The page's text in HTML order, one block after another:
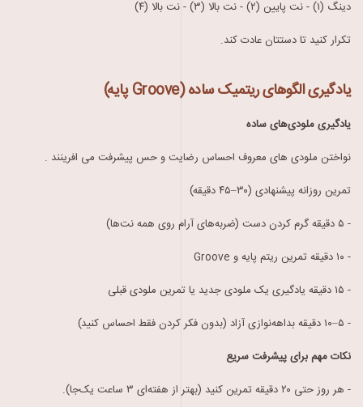
دینگ (۱) - نت پایین (۲) - نت بالا (۳) - نت بالا (۴)
تکرار کنید تا دستتان عادت کند.
یادگیری الگوهای ریتمیک ساده(
Groove پایه)
یادگیری ملودی‌های ساده
نواختن ملودی های معروف احساس رضایت و حس پیشرفت می افرینند .
تمرین روزانه پیشنهادی (۳۰–
۴۵ دقیقه)
- ۵
دقیقهگرم کردن دست (ضربه‌های آرام روی همه نت‌ها)
- ۱۰
دقیقه تمرین ریتم پایه و Groove
- ۱۵دقیقه یادگیری یک ملودی جدید یا تمرین ملودی قبلی
- ۵–۱۰دقیقه بداهه‌نوازی آزاد (بدون فکرکردن فقط احساس کنید)
نکات مهم برای پیشرفت سریع
- هر روز حتی ۲۰ دقیقه تمرین کنید (بهتر از هفته‌ای ۳ ساعت یک‌جا)
.